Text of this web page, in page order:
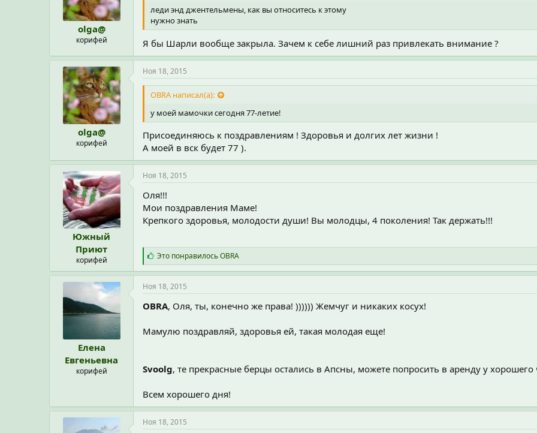
:
olga@
корифей
леди энд джентельмены, как вы относитесь к этому
нужно знать
Я бы Шарли вообще закрыла. Зачем к себе лишний раз привлекать внимание ?
olga@
корифей
Ноя 18, 2015
OBRA написал(а):
у моей мамочки сегодня 77-летие!
Присоединяюсь к поздравлениям ! Здоровья и долгих лет жизни !
А моей в вск будет 77 ).
Южный
Приют
корифей
Ноя 18, 2015
Оля!!!
Мои поздравления Маме!
Крепкого здоровья, молодости души! Вы молодцы, 4 поколения! Так держать!!!
С
и
м
п
а
т
и
:
Это понравилосьOBRA
Елена
Евгеньевна
корифей
Ноя 18, 2015
OBRA, Оля, ты, конечно же права! )))))) Жемчуг и никаких косух!
Мамулю поздравляй, здоровья ей, такая молодая еще!
Svoolg, те прекрасные берцы остались в Апсны, можете попросить в аренду у хорошего
Всем хорошего дня!
Ноя 18, 2015